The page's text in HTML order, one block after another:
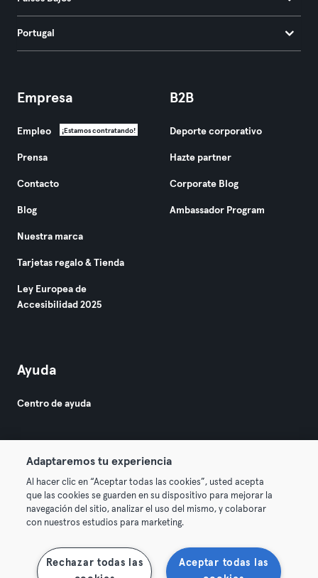
Portugal
Empresa
Empleo ¡Estamos contratando!
Prensa
Contacto
Blog
Nuestra marca
Tarjetas regalo & Tienda
Ley Europea de
Accesibilidad 2025
B2B
Deporte corporativo
Hazte partner
Corporate Blog
Ambassador Program
Ayuda
Centro de ayuda
© 2026 Urban Sports Group GmbH. All rights reserved.
Términos y condiciones Privacidad
Rescindir contratos aquí Desistir de contratos aquí
Adaptaremos tu experiencia
Al hacer clic en “Aceptar todas las cookies”, usted acepta
que las cookies se guarden en su dispositivo para mejorar la
navegación del sitio, analizar el uso del mismo, y colaborar
con nuestros estudios para marketing.
Aceptar todas las
Rechazar todas las